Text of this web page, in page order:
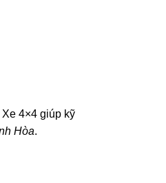
4×4 giúp kỹ
Hòa.